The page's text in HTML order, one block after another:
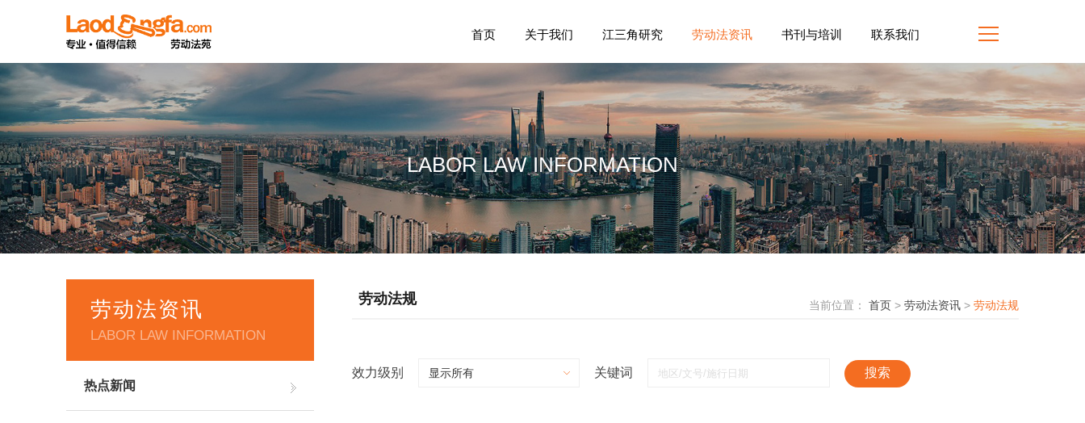
首页 关于我们 江三角研究 劳动法资讯 书刊与培训 联系我们
LABOR LAW INFORMATION
劳动法资讯
LABOR LAW INFORMATION
热点新闻
劳动法规 当前位置： 首页 > 劳动法资讯 > 劳动法规
效力级别 关键词 搜索